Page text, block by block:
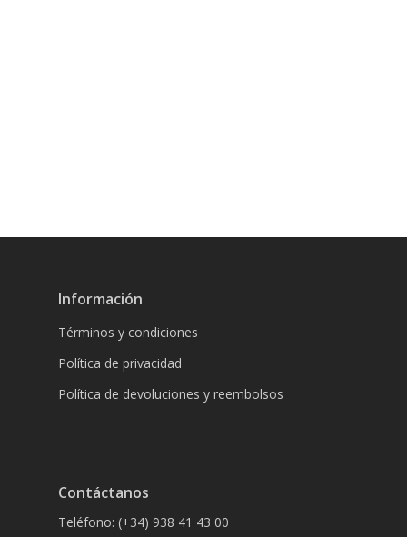
Información
Términos y condiciones
Política de privacidad
Política de devoluciones y reembolsos
Contáctanos
Teléfono: (+34) 938 41 43 00